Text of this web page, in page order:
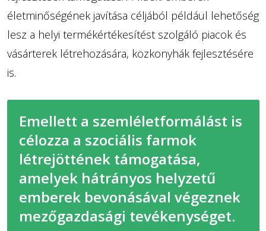
életminőségének javítása céljából például lehetőség
lesz a helyi termékértékesítést szolgáló piacok és
vásárterek létrehozására, közkonyhák fejlesztésére
is.
Emellett a szemléletformálást is
célozza a szociális farmok
létrejöttének támogatása,
amelyek hátrányos helyzetű
emberek bevonásával végeznek
mezőgazdasági tevékenységet.